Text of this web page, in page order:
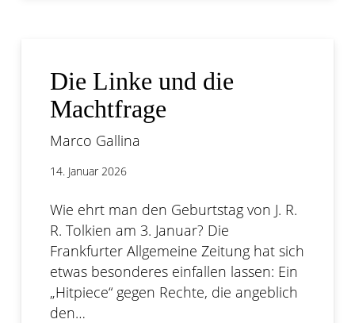
Die Linke und die
Machtfrage
Marco Gallina
14. Januar 2026
Wie ehrt man den Geburtstag von J. R.
R. Tolkien am 3. Januar? Die
Frankfurter Allgemeine Zeitung hat sich
etwas besonderes einfallen lassen: Ein
„Hitpiece“ gegen Rechte, die angeblich
den…